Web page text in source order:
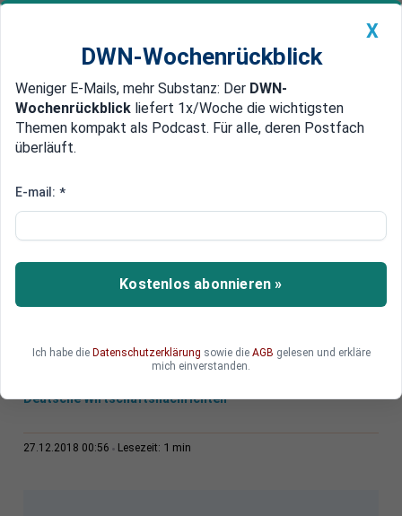
Newsticker MEIN DWN: Geldanlage Premium
Edelmetalle DWN-Magazin China
Wegen Gelbwesten-Protest
EU will Frankreich höheres
Defizit erlauben
Frankreichs Präsident Macron erhält für seine
Deutsche Wirtschaftsnachrichten
27.12.2018 00:56 Lesezeit: 1 min
X
DWN-Wochenrückblick
Weniger E-Mails, mehr Substanz: Der DWN-
Wochenrückblick liefert 1x/Woche die wichtigsten
Themen kompakt als Podcast. Für alle, deren Postfach
überläuft.
E-mail: *
Kostenlos abonnieren »
Ich habe die Datenschutzerklärung sowie die AGB gelesen und erkläre
mich einverstanden.